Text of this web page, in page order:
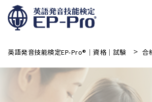
英語発音技能検定EP-Pro®｜資格｜試験 > 合